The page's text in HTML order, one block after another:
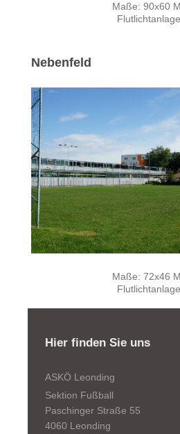
Maße: 90x60
Nebenfeld
Maße: 72x46
Hier finden Sie uns
ASKÖ Leonding
Sektion Fußball
Paschinger Straße 55
4060 Leonding